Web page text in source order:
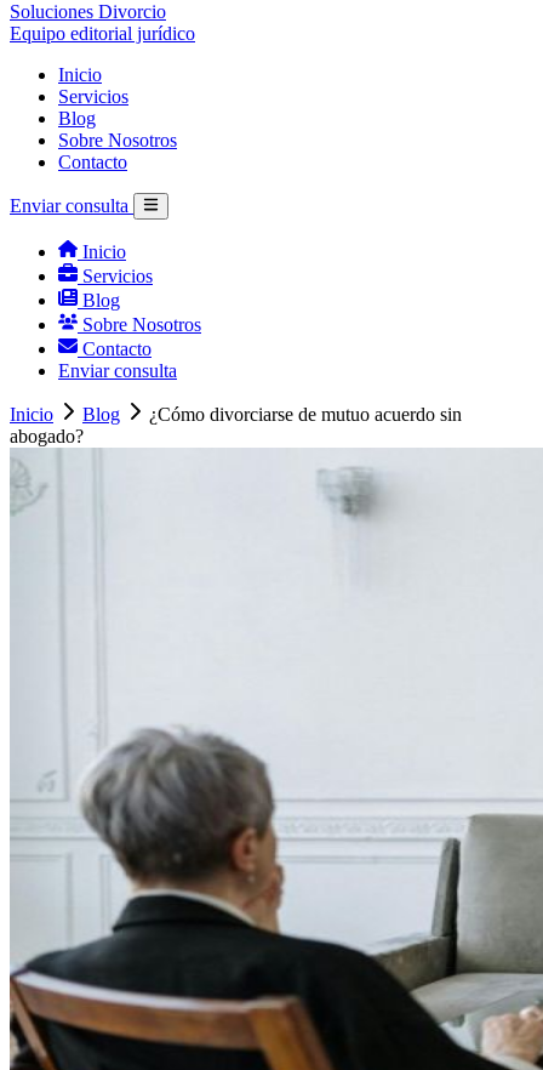
Soluciones Divorcio
Equipo editorial jurídico
Inicio
Servicios
Blog
Sobre Nosotros
Contacto
Enviar consulta
Inicio
Servicios
Blog
Sobre Nosotros
Contacto
Enviar consulta
Inicio Blog
¿Cómo divorciarse de mutuo acuerdo sin
abogado?